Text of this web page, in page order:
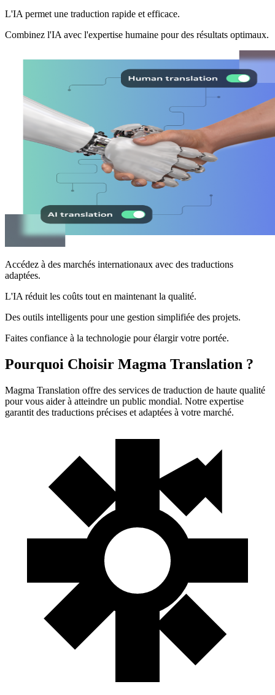
L'IA permet une traduction rapide et efficace.
Combinez l'IA avec l'expertise humaine pour des résultats optimaux.
Accédez à des marchés internationaux avec des traductions
adaptées.
L'IA réduit les coûts tout en maintenant la qualité.
Des outils intelligents pour une gestion simplifiée des projets.
Faites confiance à la technologie pour élargir votre portée.
Pourquoi Choisir Magma Translation ?
Magma Translation offre des services de traduction de haute qualité
pour vous aider à atteindre un public mondial. Notre expertise
garantit des traductions précises et adaptées à votre marché.